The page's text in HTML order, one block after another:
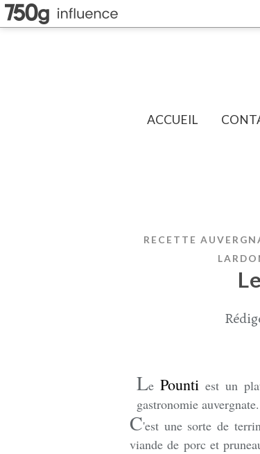
ACCUEIL
RECETTE
Le Pountiest un
gastronomie auvergnate.
C'est une sorte de
viande de porc et